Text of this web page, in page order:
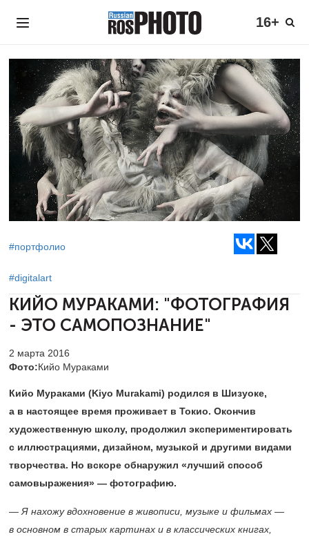
16+
#портфолио
#digitalart
КИЙО МУРАКАМИ: "ФОТОГРАФИЯ
- ЭТО САМОПОЗНАНИЕ"
2 марта 2016
Фото:Кийо Мураками
Кийо Мураками (Kiyo Murakami)​ родился в Шизуоке,
а в настоящее время проживает в Токио. Окончив
художественную школу, продолжил экспериментировать
с иллюстрациями, дизайном, музыкой и другими видами
творчества. Но вскоре обнаружил «лучший способ
самовыражения» — фотографию.
— Я нахожу вдохновение в живописи, музыке и фильмах —
в основном в старых картинах и в классических книгах,